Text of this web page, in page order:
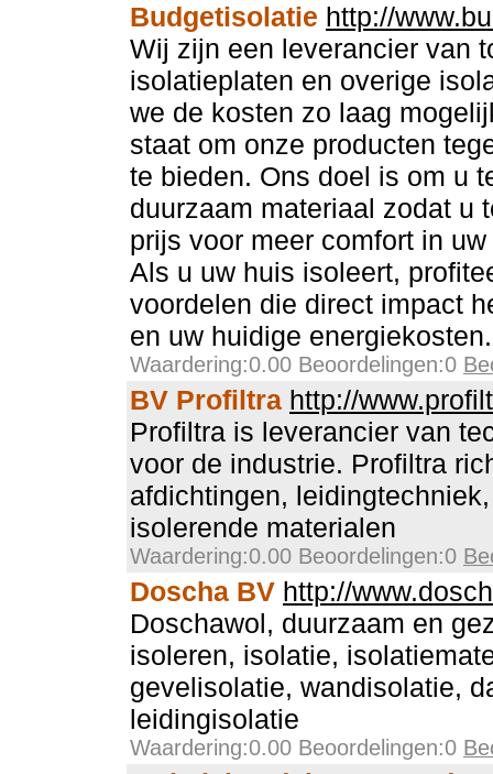
Budgetisolatie http://
Wij zijn een leverancier van
isolatieplaten en overige
we de kosten zo laag
staat om onze producten
te bieden. Ons doel is om u
duurzaam materiaal zodat u
prijs voor meer comfort in
Als u uw huis isoleert,
voordelen die direct impact
en uw huidige energiekosten.
Waardering:0.00 Beoordelingen:0
BV Profiltra http://
Profiltra is leverancier van
voor de industrie. Profiltra
afdichtingen,
isolerende materialen
Waardering:0.00 Beoordelingen:0
Doscha BV http://
Doschawol, duurzaam en
isoleren, isolatie,
gevelisolatie, wandisolatie,
leidingisolatie
Waardering:0.00 Beoordelingen:0